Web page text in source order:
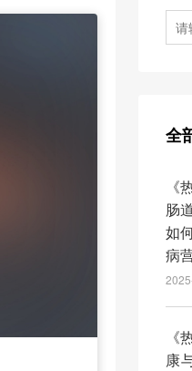
全
《
肠
如
病
《
康